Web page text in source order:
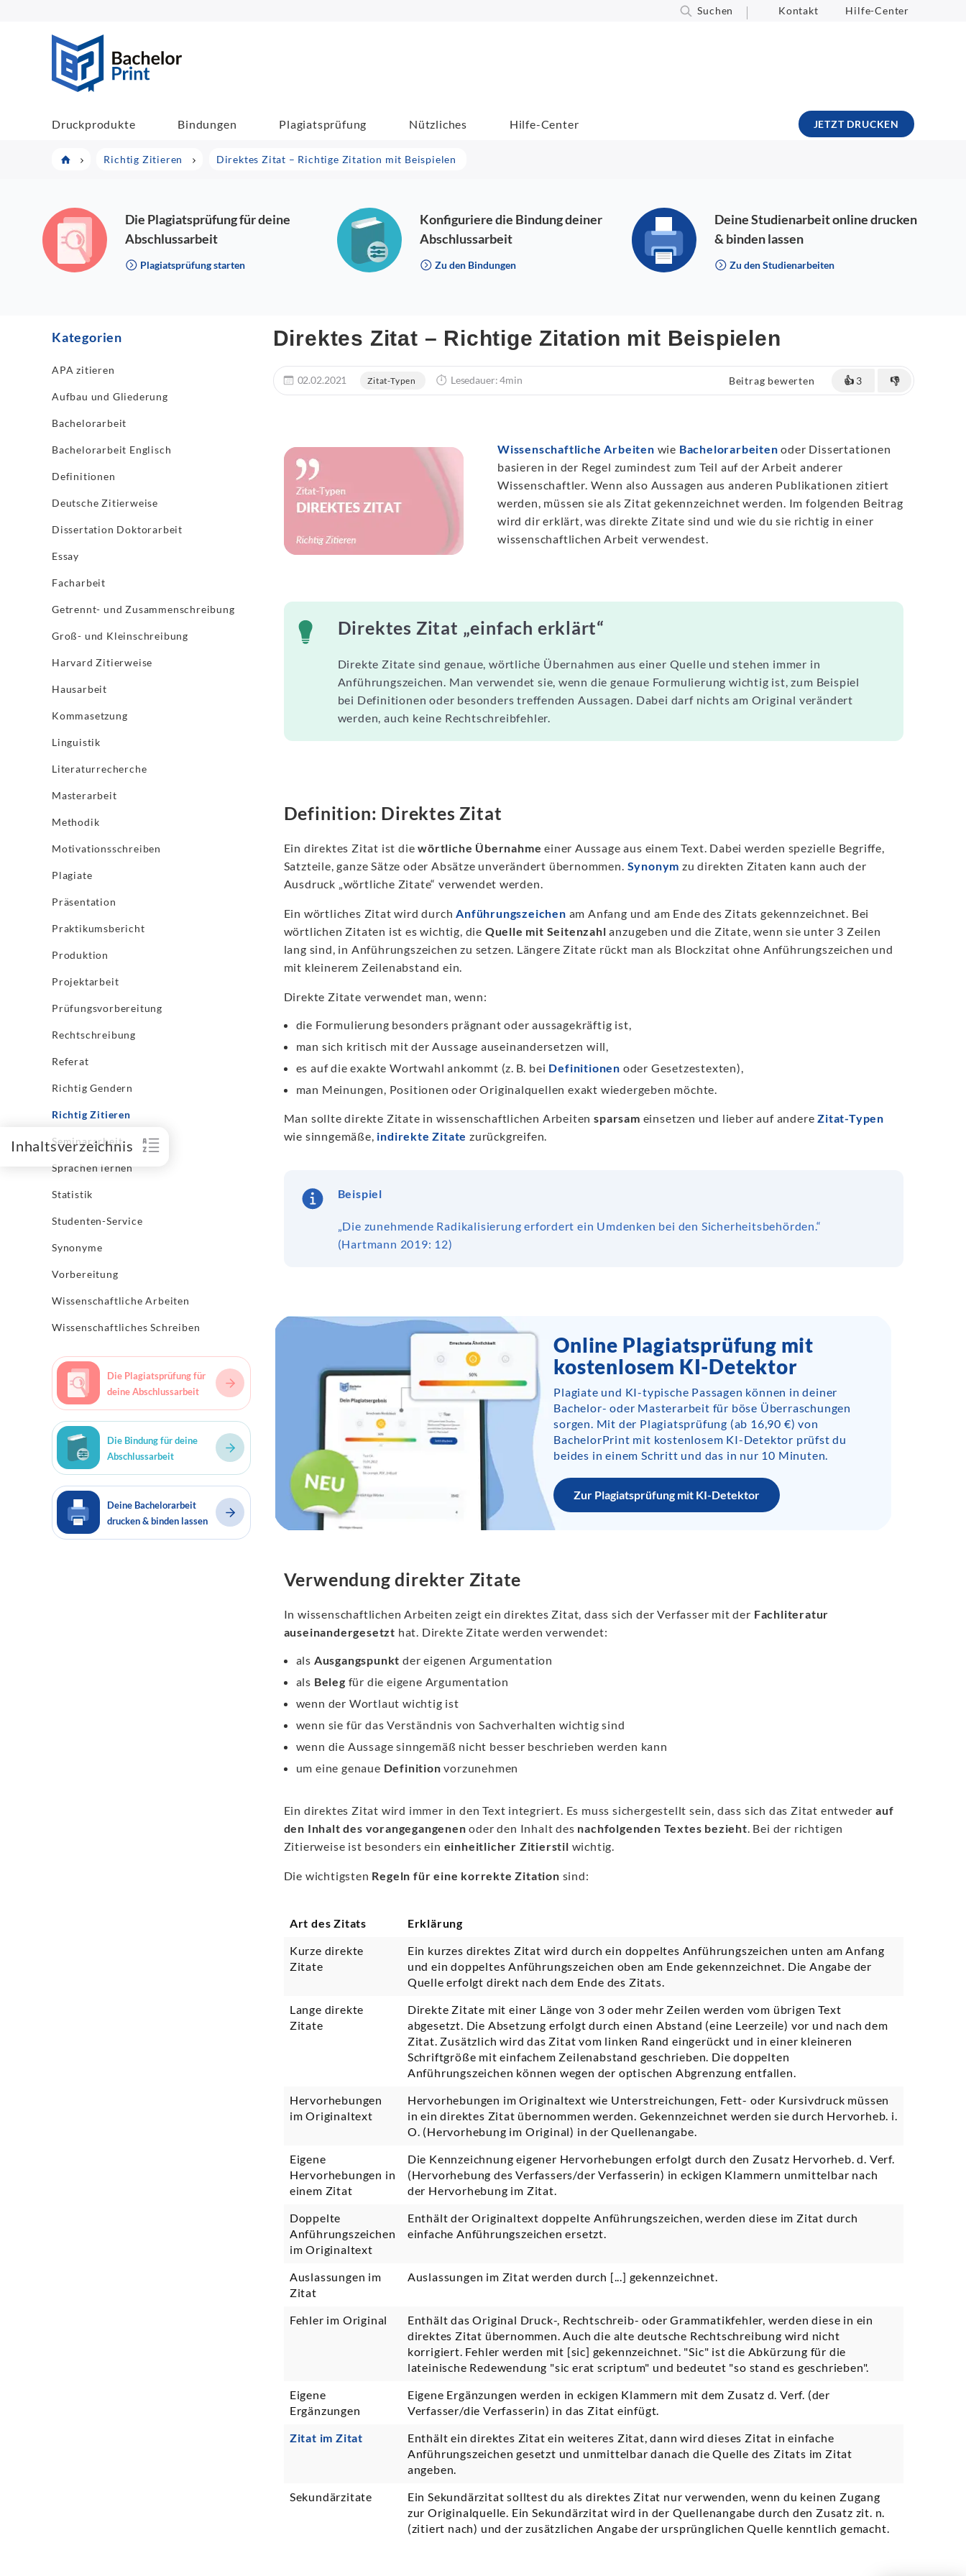
Suchen Kontakt Hilfe-Center
Druckprodukte Bindungen Plagiatsprüfung Nützliches Hilfe-Center JETZT DRUCKEN
Richtig Zitieren Direktes Zitat – Richtige Zitation mit Beispielen
Die Plagiatsprüfung für deine
Abschlussarbeit
Plagiatsprüfung starten
Konfiguriere die Bindung deiner
Abschlussarbeit
Zu den Bindungen
Deine Studienarbeit online drucken
& binden lassen
Zu den Studienarbeiten
Kategorien
APA zitieren
Aufbau und Gliederung
Bachelorarbeit
Bachelorarbeit Englisch
Definitionen
Deutsche Zitierweise
Dissertation Doktorarbeit
Essay
Facharbeit
Getrennt- und Zusammenschreibung
Groß- und Kleinschreibung
Harvard Zitierweise
Hausarbeit
Kommasetzung
Linguistik
Literaturrecherche
Masterarbeit
Methodik
Motivationsschreiben
Plagiate
Präsentation
Praktikumsbericht
Produktion
Projektarbeit
Prüfungsvorbereitung
Rechtschreibung
Referat
Richtig Gendern
Richtig Zitieren
Seminararbeit
Sprachen lernen
Statistik
Studenten-Service
Synonyme
Vorbereitung
Wissenschaftliche Arbeiten
Wissenschaftliches Schreiben
Die Plagiatsprüfung für
deine Abschlussarbeit
Die Bindung für deine
Abschlussarbeit
Deine Bachelorarbeit
drucken & binden lassen
Direktes Zitat – Richtige Zitation mit Beispielen
02.02.2021 Zitat-Typen Lesedauer: 4min Beitrag bewerten 👍 3 👎
Inhaltsverzeichnis
Wissenschaftliche Arbeiten wie Bachelorarbeiten oder Dissertationen
basieren in der Regel zumindest zum Teil auf der Arbeit anderer
Wissenschaftler. Wenn also Aussagen aus anderen Publikationen zitiert
werden, müssen sie als Zitat gekennzeichnet werden. Im folgenden Beitrag
wird dir erklärt, was direkte Zitate sind und wie du sie richtig in einer
wissenschaftlichen Arbeit verwendest.
Direktes Zitat „einfach erklärt“
Direkte Zitate sind genaue, wörtliche Übernahmen aus einer Quelle und stehen immer in
Anführungszeichen. Man verwendet sie, wenn die genaue Formulierung wichtig ist, zum Beispiel
bei Definitionen oder besonders treffenden Aussagen. Dabei darf nichts am Original verändert
werden, auch keine Rechtschreibfehler.
Definition: Direktes Zitat
Ein direktes Zitat ist diewörtliche Übernahme einer Aussage aus einem Text. Dabei werden spezielle Begriffe,
Satzteile, ganze Sätze oder Absätze unverändert übernommen. Synonym zu direkten Zitaten kann auch der
Ausdruck „wörtliche Zitate“ verwendet werden.
Ein wörtliches Zitat wird durchAnführungszeichen am Anfang und am Ende des Zitats gekennzeichnet. Bei
wörtlichen Zitaten ist es wichtig, die Quelle mit Seitenzahl anzugeben und die Zitate, wenn sie unter 3 Zeilen
lang sind, in Anführungszeichen zu setzen. Längere Zitate rückt man als Blockzitat ohne Anführungszeichen und
mit kleinerem Zeilenabstand ein.
Direkte Zitate verwendet man, wenn:
die Formulierung besonders prägnant oder aussagekräftig ist,
man sich kritisch mit der Aussage auseinandersetzen will,
es auf die exakte Wortwahl ankommt (z. B. bei Definitionen oder Gesetzestexten),
man Meinungen, Positionen oder Originalquellen exakt wiedergeben möchte.
Man sollte direkte Zitate in wissenschaftlichen Arbeitensparsam einsetzen und lieber auf andereZitat-Typen
wie sinngemäße, indirekte Zitate zurückgreifen.
Beispiel
„Die zunehmende Radikalisierung erfordert ein Umdenken bei den Sicherheitsbehörden.“
(Hartmann 2019: 12)
Online Plagiatsprüfung mit
kostenlosem KI-Detektor
Plagiate und KI-typische Passagen können in deiner
Bachelor- oder Masterarbeit für böse Überraschungen
sorgen. Mit der Plagiatsprüfung (ab 16,90 €) von
BachelorPrint mit kostenlosem KI-Detektor prüfst du
beides in einem Schritt und das in nur 10 Minuten.
Zur Plagiatsprüfung mit KI-Detektor
Verwendung direkter Zitate
In wissenschaftlichen Arbeiten zeigt ein direktes Zitat, dass sich der Verfasser mit der Fachliteratur
auseinandergesetzt hat. Direkte Zitate werden verwendet:
als Ausgangspunkt der eigenen Argumentation
als Beleg für die eigene Argumentation
wenn der Wortlaut wichtig ist
wenn sie für das Verständnis von Sachverhalten wichtig sind
wenn die Aussage sinngemäß nicht besser beschrieben werden kann
um eine genaue Definition vorzunehmen
Ein direktes Zitat wird immer in den Text integriert. Es muss sichergestellt sein, dass sich das Zitat entwederauf
den Inhalt des vorangegangenen oder den Inhalt des nachfolgenden Textes bezieht. Bei der richtigen
Zitierweise ist besonders ein einheitlicher Zitierstil wichtig.
Die wichtigsten Regeln für eine korrekte Zitation sind:
Art des Zitats
Erklärung
Kurze direkte
Zitate
Ein kurzes direktes Zitat wird durch ein doppeltes Anführungszeichen unten am Anfang
und ein doppeltes Anführungszeichen oben am Ende gekennzeichnet. Die Angabe der
Quelle erfolgt direkt nach dem Ende des Zitats.
Lange direkte
Zitate
Direkte Zitate mit einer Länge von 3 oder mehr Zeilen werden vom übrigen Text
abgesetzt. Die Absetzung erfolgt durch einen Abstand (eine Leerzeile) vor und nach dem
Zitat. Zusätzlich wird das Zitat vom linken Rand eingerückt und in einer kleineren
Schriftgröße mit einfachem Zeilenabstand geschrieben. Die doppelten
Anführungszeichen können wegen der optischen Abgrenzung entfallen.
Hervorhebungen
im Originaltext
Hervorhebungen im Originaltext wie Unterstreichungen, Fett- oder Kursivdruck müssen
in ein direktes Zitat übernommen werden. Gekennzeichnet werden sie durch Hervorheb. i.
O. (Hervorhebung im Original) in der Quellenangabe.
Eigene
Hervorhebungen in
einem Zitat
Die Kennzeichnung eigener Hervorhebungen erfolgt durch den Zusatz Hervorheb. d. Verf.
(Hervorhebung des Verfassers/der Verfasserin) in eckigen Klammern unmittelbar nach
der Hervorhebung im Zitat.
Doppelte
Anführungszeichen
im Originaltext
Enthält der Originaltext doppelte Anführungszeichen, werden diese im Zitat durch
einfache Anführungszeichen ersetzt.
Auslassungen im
Zitat
Auslassungen im Zitat werden durch [...] gekennzeichnet.
Fehler im Original
Enthält das Original Druck-, Rechtschreib- oder Grammatikfehler, werden diese in ein
direktes Zitat übernommen. Auch die alte deutsche Rechtschreibung wird nicht
korrigiert. Fehler werden mit [sic] gekennzeichnet. "Sic" ist die Abkürzung für die
lateinische Redewendung "sic erat scriptum" und bedeutet "so stand es geschrieben".
Eigene
Ergänzungen
Eigene Ergänzungen werden in eckigen Klammern mit dem Zusatz d. Verf. (der
Verfasser/die Verfasserin) in das Zitat einfügt.
Zitat im Zitat
Enthält ein direktes Zitat ein weiteres Zitat, dann wird dieses Zitat in einfache
Anführungszeichen gesetzt und unmittelbar danach die Quelle des Zitats im Zitat
angeben.
Sekundärzitate
Ein Sekundärzitat solltest du als direktes Zitat nur verwenden, wenn du keinen Zugang
zur Originalquelle. Ein Sekundärzitat wird in der Quellenangabe durch den Zusatz zit. n.
(zitiert nach) und der zusätzlichen Angabe der ursprünglichen Quelle kenntlich gemacht.